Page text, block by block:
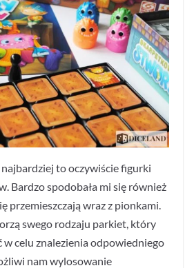
najbardziej to oczywiście figurki
Bardzo spodobała mi się również
przemieszczają wraz z pionkami.
swego rodzaju parkiet, który
w celu znalezienia odpowiedniego
nam wylosowanie